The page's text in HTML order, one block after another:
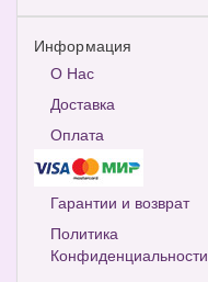
Информация
О Нас
Доставка
Оплата
Гарантии и возврат
Политика
Конфиденциальности